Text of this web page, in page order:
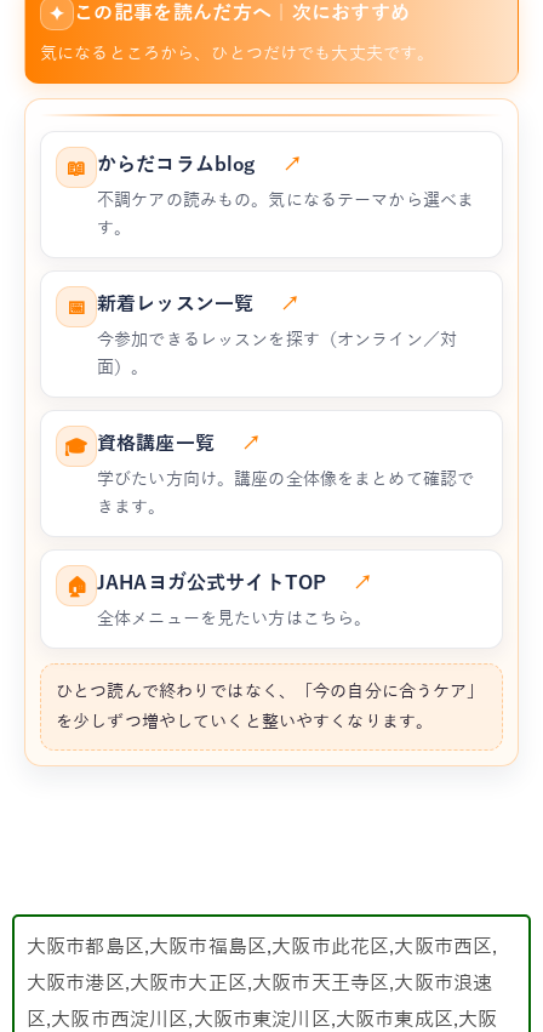
✦ この記事を読んだ方へ｜次におすすめ
気になるところから、ひとつだけでも大丈夫です。
📖 からだコラムblog ↗
不調ケアの読みもの。気になるテーマから選べま
す。
📅 新着レッスン一覧 ↗
今参加できるレッスンを探す（オンライン／対
面）。
🎓 資格講座一覧 ↗
学びたい方向け。講座の全体像をまとめて確認で
きます。
🏠 JAHAヨガ公式サイトTOP ↗
全体メニューを見たい方はこちら。
ひとつ読んで終わりではなく、「今の自分に合うケア」
を少しずつ増やしていくと整いやすくなります。
大阪市都島区,大阪市福島区,大阪市此花区,大阪市西区,
大阪市港区,大阪市大正区,大阪市天王寺区,大阪市浪速
区,大阪市西淀川区,大阪市東淀川区,大阪市東成区,大阪